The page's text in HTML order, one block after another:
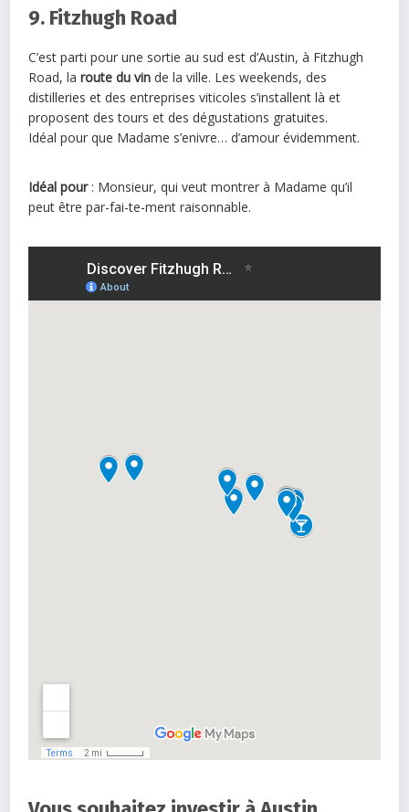
9. Fitzhugh Road
C’est parti pour une sortie au sud est d’Austin, à Fitzhugh
Road, laroute du vin de la ville. Les weekends, des
distilleries et des entreprises viticoles s’installent là et
proposent des tours et des dégustations gratuites.
Idéal pour que Madame s’enivre… d’amour évidemment.
Idéal pour: Monsieur, qui veut montrer à Madame qu’il
peut être par-fai-te-ment raisonnable.